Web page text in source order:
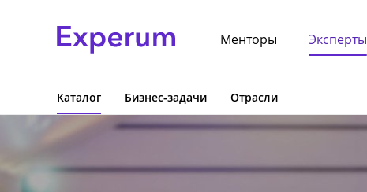
Менторы Эксперты
Каталог Бизнес-задачи Отрасли